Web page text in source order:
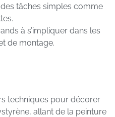
tâches simples comme
à s’impliquer dans les
de montage.
techniques pour décorer
allant de la peinture